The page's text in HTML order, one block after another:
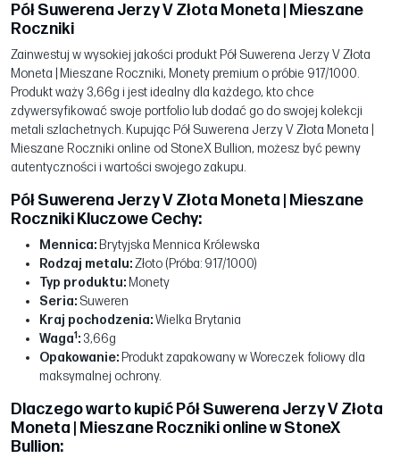
Pół Suwerena Jerzy V Złota Moneta | Mieszane
Roczniki
Zainwestuj w wysokiej jakości produkt Pół Suwerena Jerzy V Złota
Moneta | Mieszane Roczniki, Monety premium o próbie 917/1000.
Produkt waży 3,66g i jest idealny dla każdego, kto chce
zdywersyfikować swoje portfolio lub dodać go do swojej kolekcji
metali szlachetnych. Kupując Pół Suwerena Jerzy V Złota Moneta |
Mieszane Roczniki online od StoneX Bullion, możesz być pewny
autentyczności i wartości swojego zakupu.
Pół Suwerena Jerzy V Złota Moneta | Mieszane
Roczniki Kluczowe Cechy:
Mennica: Brytyjska Mennica Królewska
Rodzaj metalu:Złoto (Próba: 917/1000)
Typ produktu: Monety
Seria: Suweren
Kraj pochodzenia:Wielka Brytania
Waga1: 3,66g
Opakowanie: Produkt zapakowany w Woreczek foliowy dla
maksymalnej ochrony.
Dlaczego warto kupić Pół Suwerena Jerzy V Złota
Moneta | Mieszane Roczniki online w StoneX
Bullion: